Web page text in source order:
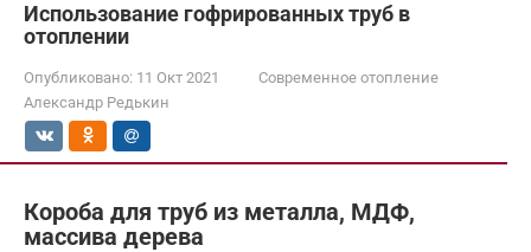
Использование гофрированных труб в
отоплении
Опубликовано: 11 Окт 2021
Современное отопление
Александр Редькин
Короба для труб из металла, МДФ,
массива дерева